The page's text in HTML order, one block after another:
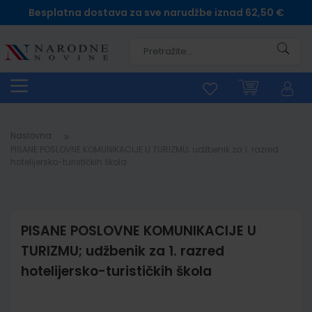
Besplatna dostava za sve narudžbe iznad 62,50 €
Naslovna
PISANE POSLOVNE KOMUNIKACIJE U
TURIZMU; udžbenik za 1. razred
hotelijersko-turističkih škola